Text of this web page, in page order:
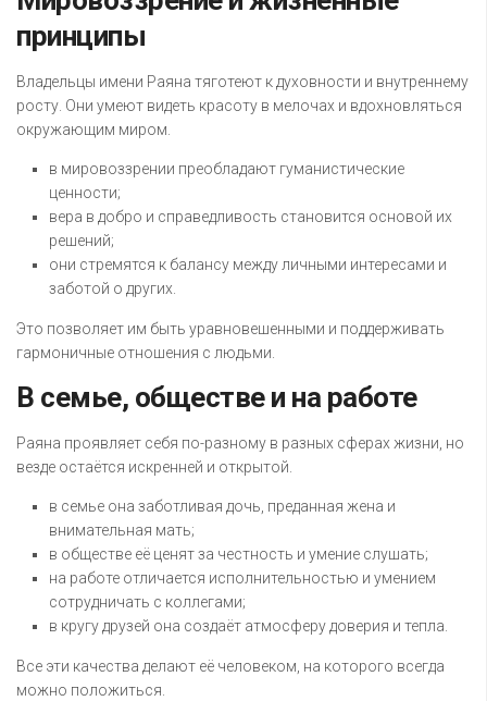
принципы
Владельцы имени Раяна тяготеют к духовности и внутреннему
росту. Они умеют видеть красоту в мелочах и вдохновляться
окружающим миром.
в мировоззрении преобладают гуманистические
ценности;
вера в добро и справедливость становится основой их
решений;
они стремятся к балансу между личными интересами и
заботой о других.
Это позволяет им быть уравновешенными и поддерживать
гармоничные отношения с людьми.
В семье, обществе и на работе
Раяна проявляет себя по-разному в разных сферах жизни, но
везде остаётся искренней и открытой.
в семье она заботливая дочь, преданная жена и
внимательная мать;
в обществе её ценят за честность и умение слушать;
на работе отличается исполнительностью и умением
сотрудничать с коллегами;
в кругу друзей она создаёт атмосферу доверия и тепла.
Все эти качества делают её человеком, на которого всегда
можно положиться.